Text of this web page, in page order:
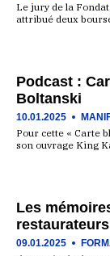
Le jury de la
attribué deux
Podcast :
Boltanski
10.01.2025
Pour cette « Carte
son ouvrage King
Les
09.01.2025